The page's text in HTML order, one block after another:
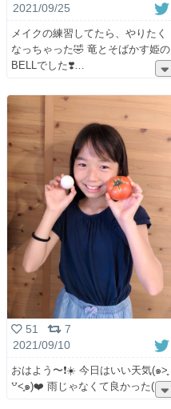
2021/09/25
メイクの練習してたら、やりたく
なっちゃった🤣 竜とそばかす姫の
BELLでした❣️
51
7
2021/09/10
おはよう〜❗️☀️ 今日はいい天気(๑˃͈
꒵˂͈๑)❤️ 雨じゃなくて良かった(